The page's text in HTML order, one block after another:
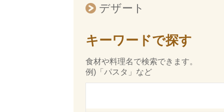
デザート
キーワードで探す
食材や料理名で検索できます。
例)「パスタ」など